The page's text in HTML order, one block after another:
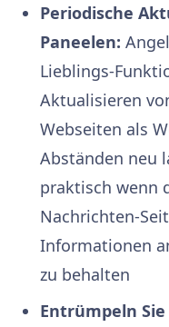
Periodische
Paneelen:
Lieblings-
Aktualisieren
Webseiten als
Abständen neu
praktisch wenn
Nachrichten-
Informationen
zu behalten
Entrümpeln